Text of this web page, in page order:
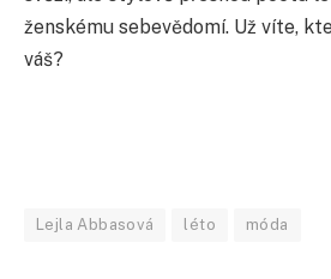
ženskému sebevědomí. Už víte,
váš?
Lejla Abbasová léto móda